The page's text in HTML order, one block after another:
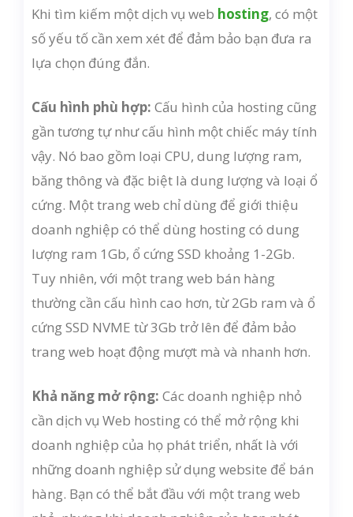
Khi tìm kiếm một dịch vụ web hosting, có một
số yếu tố cần xem xét để đảm bảo bạn đưa ra
lựa chọn đúng đắn.
Cấu hình phù hợp: Cấu hình của hosting cũng
gần tương tự như cấu hình một chiếc máy tính
vậy. Nó bao gồm loại CPU, dung lượng ram,
băng thông và đặc biệt là dung lượng và loại ổ
cứng. Một trang web chỉ dùng để giới thiệu
doanh nghiệp có thể dùng hosting có dung
lượng ram 1Gb, ổ cứng SSD khoảng 1-2Gb.
Tuy nhiên, với một trang web bán hàng
thường cần cấu hình cao hơn, từ 2Gb ram và ổ
cứng SSD NVME từ 3Gb trở lên để đảm bảo
trang web hoạt động mượt mà và nhanh hơn.
Khả năng mở rộng: Các doanh nghiệp nhỏ
cần dịch vụ Web hosting có thể mở rộng khi
doanh nghiệp của họ phát triển, nhất là với
những doanh nghiệp sử dụng website để bán
hàng. Bạn có thể bắt đầu với một trang web